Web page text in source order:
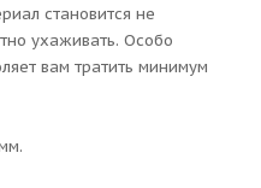
становится не
ухаживать. Особо
вам тратить минимум